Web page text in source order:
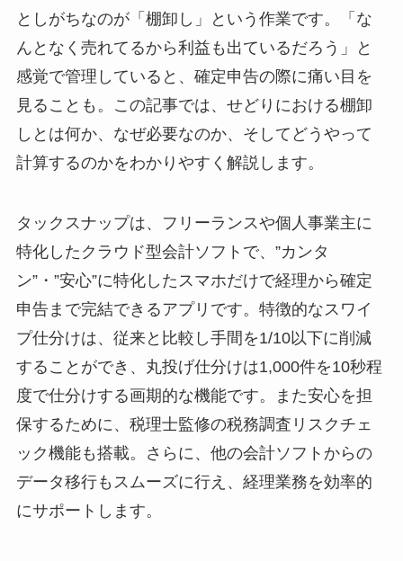
としがちなのが「棚卸し」という作業です。「な
んとなく売れてるから利益も出ているだろう」と
感覚で管理していると、確定申告の際に痛い目を
見ることも。この記事では、せどりにおける棚卸
しとは何か、なぜ必要なのか、そしてどうやって
計算するのかをわかりやすく解説します。
タックスナップは、フリーランスや個人事業主に
特化したクラウド型会計ソフトで、”カンタ
ン”・”安心”に特化したスマホだけで経理から確定
申告まで完結できるアプリです。特徴的なスワイ
プ仕分けは、従来と比較し手間を1/10以下に削減
することができ、丸投げ仕分けは1,000件を10秒程
度で仕分けする画期的な機能です。また安心を担
保するために、税理士監修の税務調査リスクチェ
ック機能も搭載。さらに、他の会計ソフトからの
データ移行もスムーズに行え、経理業務を効率的
にサポートします。